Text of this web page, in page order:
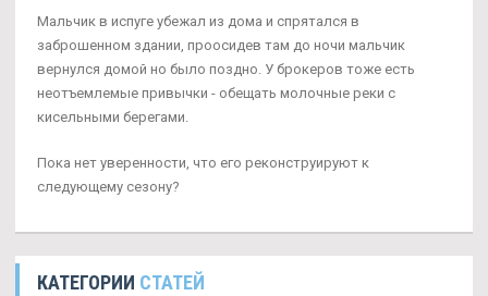
Мальчик в испуге убежал из дома и спрятался в
заброшенном здании, проосидев там до ночи мальчик
вернулся домой но было поздно. У брокеров тоже есть
неотъемлемые привычки - обещать молочные реки с
кисельными берегами.
Пока нет уверенности, что его реконструируют к
следующему сезону?
КАТЕГОРИИ СТАТЕЙ